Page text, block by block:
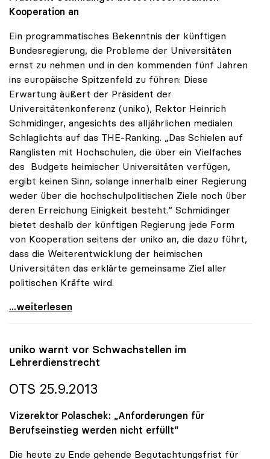
Kooperation an
Ein programmatisches Bekenntnis der künftigen
Bundesregierung, die Probleme der Universitäten
ernst zu nehmen und in den kommenden fünf Jahren
ins europäische Spitzenfeld zu führen: Diese
Erwartung äußert der Präsident der
Universitätenkonferenz (uniko), Rektor Heinrich
Schmidinger, angesichts des alljährlichen medialen
Schlaglichts auf das THE-Ranking. „Das Schielen auf
Ranglisten mit Hochschulen, die über ein Vielfaches
des Budgets heimischer Universitäten verfügen,
ergibt keinen Sinn, solange innerhalb einer Regierung
weder über die hochschulpolitischen Ziele noch über
deren Erreichung Einigkeit besteht.“ Schmidinger
bietet deshalb der künftigen Regierung jede Form
von Kooperation seitens der uniko an, die dazu führt,
dass die Weiterentwicklung der heimischen
Universitäten das erklärte gemeinsame Ziel aller
politischen Kräfte wird.
uniko-Appell an nächste Regierung: Vorrangstellung
...weiterlesen
uniko warnt vor Schwachstellen im
Lehrerdienstrecht
OTS 25.9.2013
Vizerektor Polaschek: „Anforderungen für
Berufseinstieg werden nicht erfüllt“
Die heute zu Ende gehende Begutachtungsfrist für